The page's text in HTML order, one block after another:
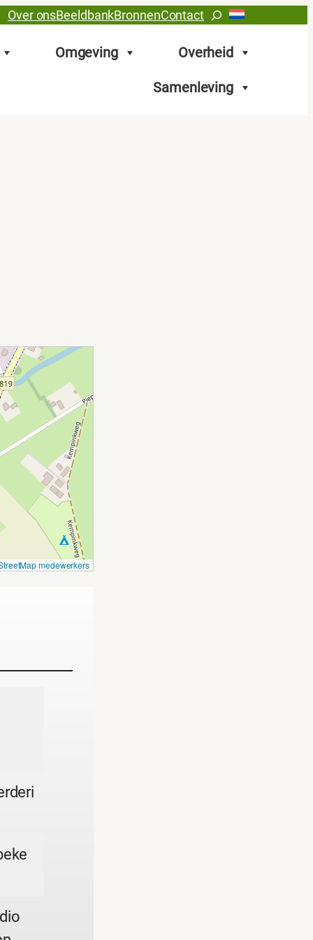
Over onsBeeldbankBronnenContactZoeken
Omgeving Overheid
Samenleving
medewerkers